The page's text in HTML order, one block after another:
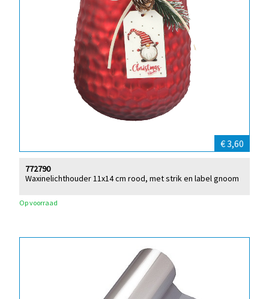
€ 3,60
Waxinelichthouder 11x14 cm rood, met strik en label gnoom
772790
Op voorraad